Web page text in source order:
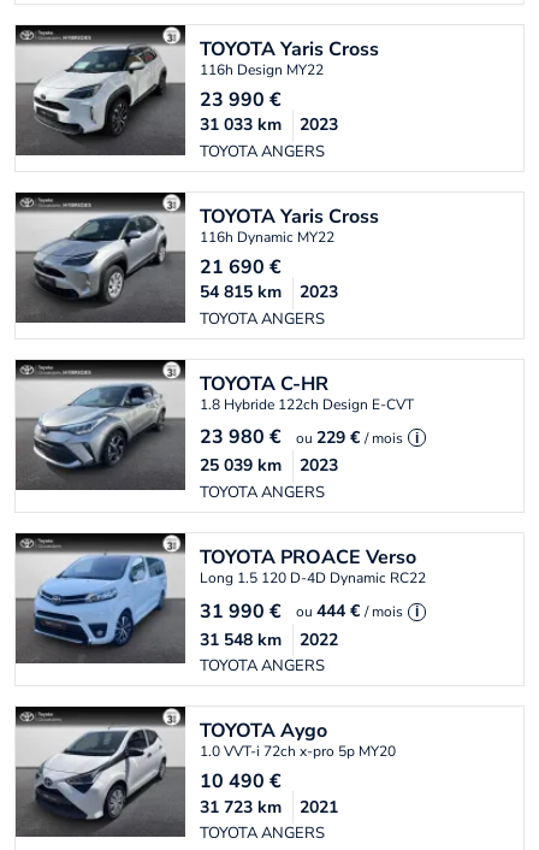
TOYOTAYaris Cross
116h Design MY22
23 990 €
TOYOTA ANGERS
31 033 km 2023
TOYOTAYaris Cross
116h Dynamic MY22
21 690 €
TOYOTA ANGERS
54 815 km 2023
TOYOTAC-HR
1.8 Hybride 122ch Design E-CVT
23 980 € ou 229 € / mois i
TOYOTA ANGERS
25 039 km 2023
TOYOTA PROACE Verso
Long 1.5 120 D-4D Dynamic RC22
31 990 € ou 444 € / mois i
TOYOTA ANGERS
31 548 km 2022
TOYOTAAygo
1.0 VVT-i 72ch x-pro 5p MY20
10 490 €
TOYOTA ANGERS
31 723 km 2021